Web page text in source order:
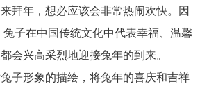
拜年，想必应该会非常热闹欢快。因
子在中国传统文化中代表幸福、温馨
会兴高采烈地迎接兔年的到来。
子形象的描绘，将兔年的喜庆和吉祥